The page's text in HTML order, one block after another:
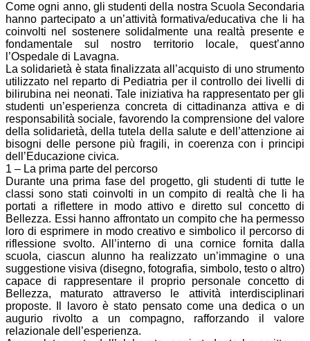
Come ogni anno, gli studenti della nostra Scuola Secondaria
hanno partecipato a un’attività formativa/educativa che li ha
coinvolti nel sostenere solidalmente una realtà presente e
fondamentale sul nostro territorio locale, quest’anno
l’Ospedale di Lavagna.
La solidarietà è stata finalizzata all’acquisto di uno strumento
utilizzato nel reparto di Pediatria per il controllo dei livelli di
bilirubina nei neonati. Tale iniziativa ha rappresentato per gli
studenti un’esperienza concreta di cittadinanza attiva e di
responsabilità sociale, favorendo la comprensione del valore
della solidarietà, della tutela della salute e dell’attenzione ai
bisogni delle persone più fragili, in coerenza con i principi
dell’Educazione civica.
1 – La prima parte del percorso
Durante una prima fase del progetto, gli studenti di tutte le
classi sono stati coinvolti in un compito di realtà che li ha
portati a riflettere in modo attivo e diretto sul concetto di
Bellezza. Essi hanno affrontato un compito che ha permesso
loro di esprimere in modo creativo e simbolico il percorso di
riflessione svolto. All’interno di una cornice fornita dalla
scuola, ciascun alunno ha realizzato un’immagine o una
suggestione visiva (disegno, fotografia, simbolo, testo o altro)
capace di rappresentare il proprio personale concetto di
Bellezza, maturato attraverso le attività interdisciplinari
proposte. Il lavoro è stato pensato come una dedica o un
augurio rivolto a un compagno, rafforzando il valore
relazionale dell’esperienza.